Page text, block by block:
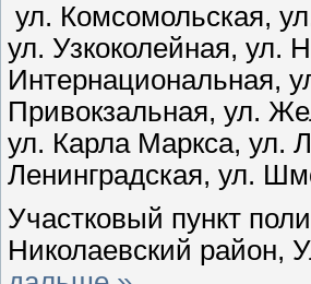
ул. Комсомольская,
ул. Узкоколейная, ул.
Интернациональная,
Привокзальная, ул.
ул. Карла Маркса, ул.
Ленинградская, ул.
Участковый пункт
Николаевский район,